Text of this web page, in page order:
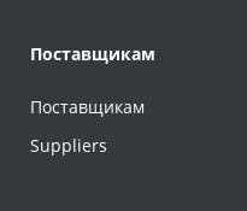
Поставщикам
Поставщикам
Suppliers